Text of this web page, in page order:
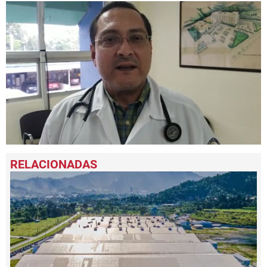
seconds
of
2
minutes,
5
seconds